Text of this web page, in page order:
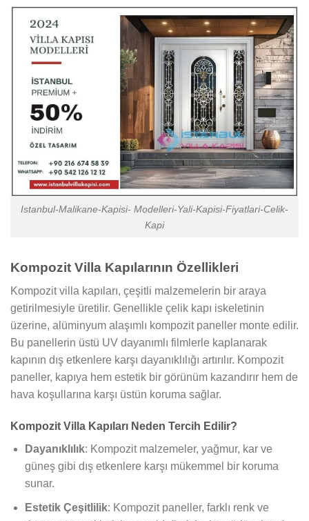
Istanbul-Malikane-Kapisi- Modelleri-Yali-Kapisi-Fiyatlari-Celik-
Kapi
Kompozit Villa Kapılarının Özellikleri
Kompozit villa kapıları, çeşitli malzemelerin bir araya
getirilmesiyle üretilir. Genellikle çelik kapı iskeletinin
üzerine, alüminyum alaşımlı kompozit paneller monte edilir.
Bu panellerin üstü UV dayanımlı filmlerle kaplanarak
kapının dış etkenlere karşı dayanıklılığı artırılır. Kompozit
paneller, kapıya hem estetik bir görünüm kazandırır hem de
hava koşullarına karşı üstün koruma sağlar.
Kompozit Villa Kapıları Neden Tercih Edilir?
Dayanıklılık: Kompozit malzemeler, yağmur, kar ve
güneş gibi dış etkenlere karşı mükemmel bir koruma
sunar.
Estetik Çeşitlilik: Kompozit paneller, farklı renk ve